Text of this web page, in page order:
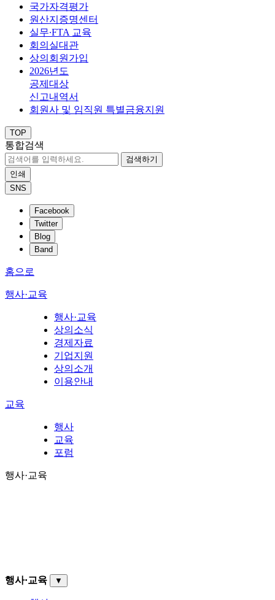
국가자격평가
원산지증명센터
실무∙FTA 교육
회의실대관
상의회원가입
2026년도
공제대상
신고내역서
회원사 및 임직원 특별금융지원
TOP
통합검색
검색하기
인쇄
SNS
Facebook
Twitter
Blog
Band
홈으로
행사·교육
행사·교육
상의소식
경제자료
기업지원
상의소개
이용안내
교육
행사
교육
포럼
행사·교육
행사·교육 ▼